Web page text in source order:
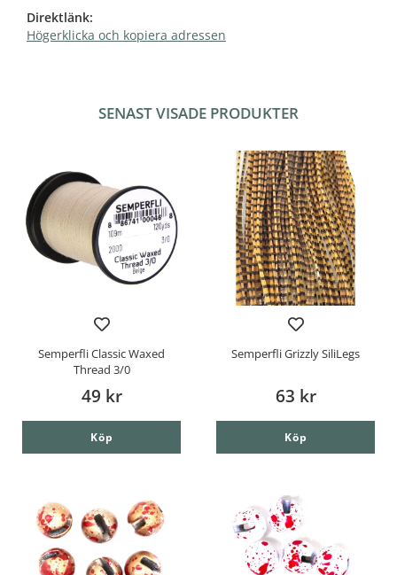
Direktlänk:
Högerklicka och kopiera adressen
SENAST VISADE PRODUKTER
Semperfli Classic Waxed
Thread 3/0
49 kr
Köp
Semperfli Grizzly SiliLegs
63 kr
Köp